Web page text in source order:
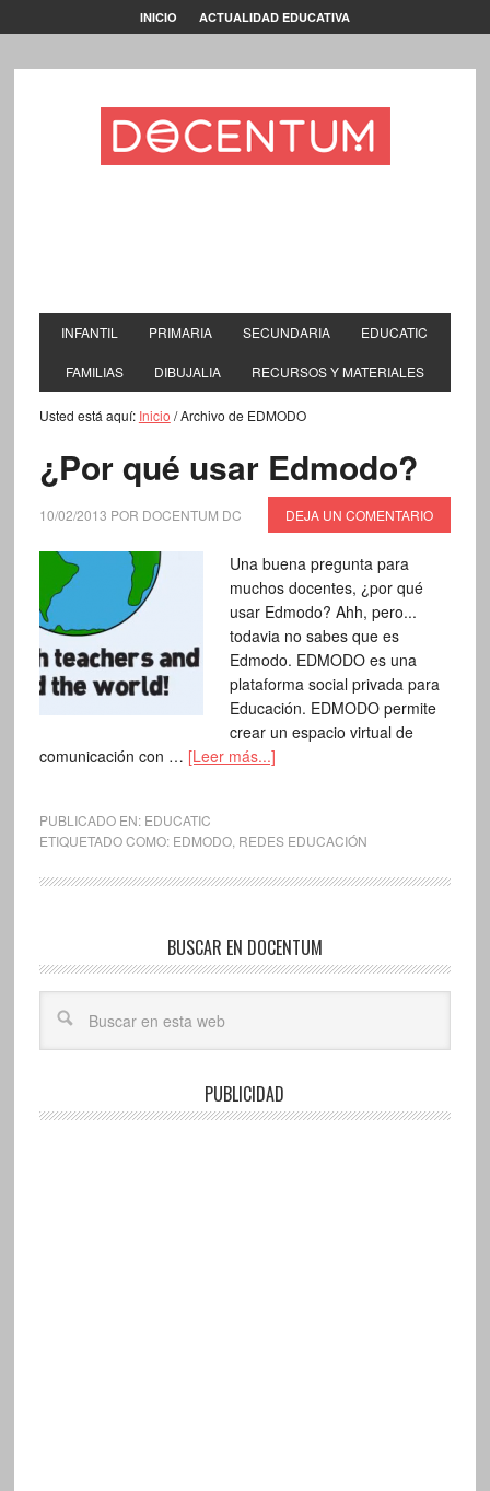
INICIO ACTUALIDAD EDUCATIVA
INFANTIL PRIMARIA SECUNDARIA EDUCATIC
FAMILIAS DIBUJALIA RECURSOS Y MATERIALES
Usted está aquí: Inicio /Archivo de EDMODO
¿Por qué usar Edmodo?
10/02/2013 POR DOCENTUM DC DEJA UN COMENTARIO
Una buena pregunta para
muchos docentes, ¿por qué
usar Edmodo? Ahh, pero...
todavia no sabes que es
Edmodo. EDMODO es una
plataforma social privada para
Educación. EDMODO permite
crear un espacio virtual de
comunicación con … [Leer más...]
PUBLICADO EN: EDUCATIC
ETIQUETADO COMO: EDMODO, REDES EDUCACIÓN
BUSCAR EN DOCENTUM
PUBLICIDAD